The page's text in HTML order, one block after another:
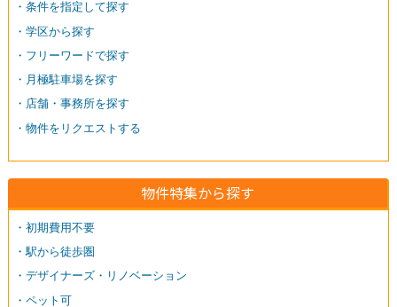
・条件を指定して探す
・学区から探す
・フリーワードで探す
・月極駐車場を探す
・店舗・事務所を探す
・物件をリクエストする
物件特集から探す
・初期費用不要
・駅から徒歩圏
・デザイナーズ・リノベーション
・ペット可